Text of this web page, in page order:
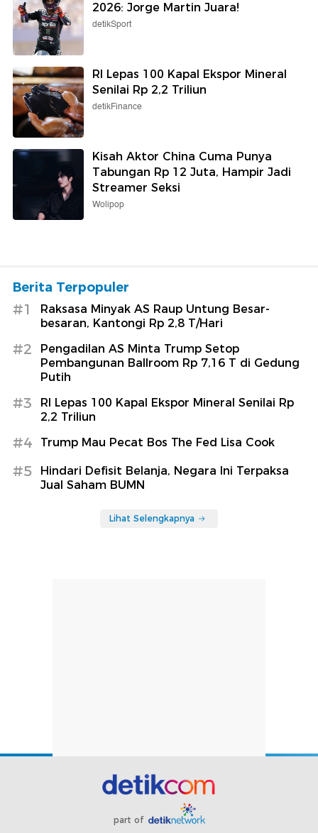
2026: Jorge Martin Juara!
detikSport
RI Lepas 100 Kapal Ekspor Mineral
Senilai Rp 2,2 Triliun
detikFinance
Kisah Aktor China Cuma Punya
Tabungan Rp 12 Juta, Hampir Jadi
Streamer Seksi
Wolipop
Berita Terpopuler
#1
Raksasa Minyak AS Raup Untung Besar-
besaran, Kantongi Rp 2,8 T/Hari
#2
Pengadilan AS Minta Trump Setop
Pembangunan Ballroom Rp 7,16 T di Gedung
Putih
#3
RI Lepas 100 Kapal Ekspor Mineral Senilai Rp
2,2 Triliun
#4 Trump Mau Pecat Bos The Fed Lisa Cook
#5
Hindari Defisit Belanja, Negara Ini Terpaksa
Jual Saham BUMN
Lihat Selengkapnya
part of